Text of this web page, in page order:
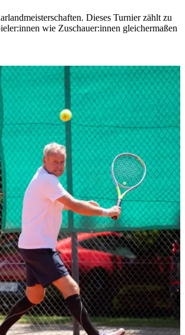
Dieses Turnier zählt zu
wie Zuschauer:innen gleichermaßen